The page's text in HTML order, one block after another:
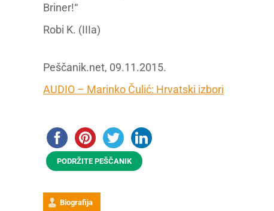
Briner!“
Robi K. (IIIa)
Peščanik.net, 09.11.2015.
AUDIO – Marinko Čulić: Hrvatski izbori
PODRŽITE PEŠČANIK
Biografija